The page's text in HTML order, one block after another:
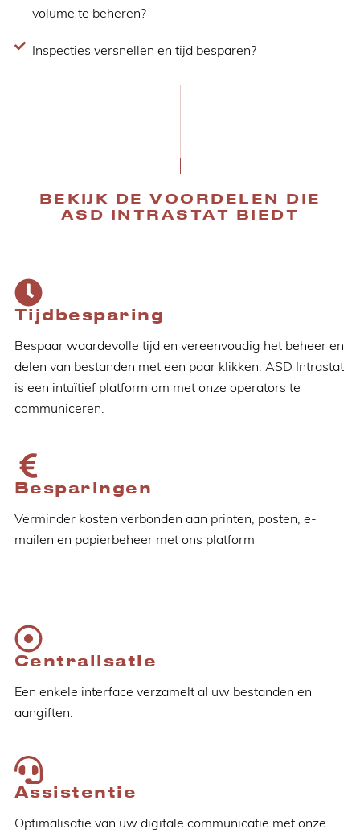
volume te beheren?
Inspecties versnellen en tijd besparen?
BEKIJK DE VOORDELEN DIE
ASD INTRASTAT BIEDT
Tijdbesparing
Bespaar waardevolle tijd en vereenvoudig het beheer en
delen van bestanden met een paar klikken. ASD Intrastat
is een intuïtief platform om met onze operators te
communiceren.
Besparingen
Verminder kosten verbonden aan printen, posten, e-
mailen en papierbeheer met ons platform
Centralisatie
Een enkele interface verzamelt al uw bestanden en
aangiften.
Assistentie
Optimalisatie van uw digitale communicatie met onze